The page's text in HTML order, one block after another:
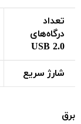
تعداد
درگاه‌های
USB 2.0
شارژ سریع
برق